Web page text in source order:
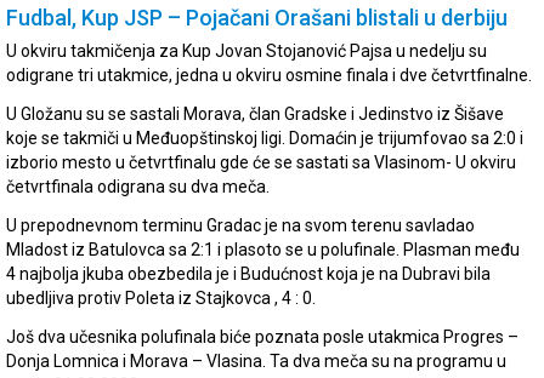
Fudbal, Kup JSP – Pojačani Orašani blistali u derbiju
U okviru takmičenja za Kup Jovan Stojanović Pajsa u nedelju su
odigrane tri utakmice, jedna u okviru osmine finala i dve četvrtfinalne.
U Gložanu su se sastali Morava, član Gradske i Jedinstvo iz Šišave
koje se takmiči u Međuopštinskoj ligi. Domaćin je trijumfovao sa 2:0 i
izborio mesto u četvrtfinalu gde će se sastati sa Vlasinom- U okviru
četvrtfinala odigrana su dva meča.
U prepodnevnom terminu Gradac je na svom terenu savladao
Mladost iz Batulovca sa 2:1 i plasoto se u polufinale. Plasman među
4 najbolja jkuba obezbedila je i Budućnost koja je na Dubravi bila
ubedljiva protiv Poleta iz Stajkovca , 4 : 0.
Još dva učesnika polufinala biće poznata posle utakmica Progres –
Donja Lomnica i Morava – Vlasina. Ta dva meča su na programu u